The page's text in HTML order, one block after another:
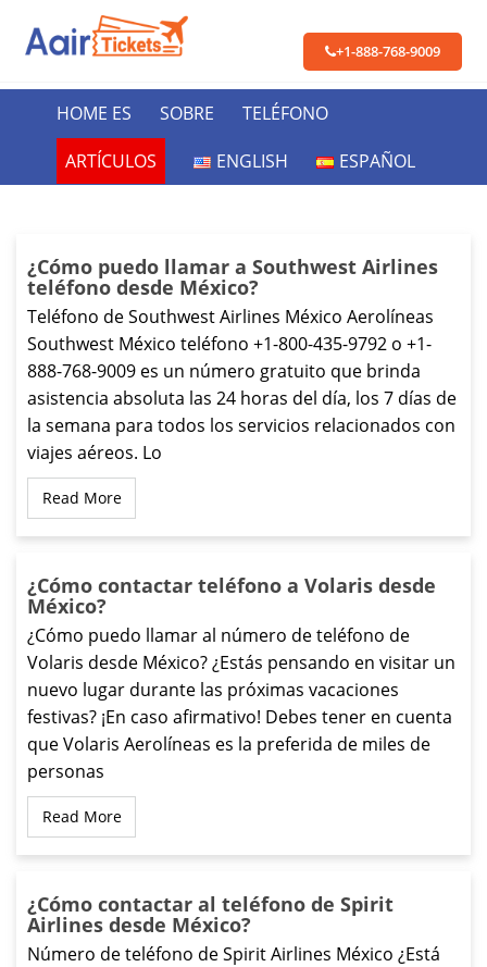
+1-888-768-9009
HOME ES SOBRE
TELÉFONO
ARTÍCULOS
ENGLISH ESPAÑOL
¿Cómo puedo llamar a Southwest Airlines
teléfono desde México?
Teléfono de Southwest Airlines México Aerolíneas
Southwest México teléfono +1-800-435-9792 o +1-
888-768-9009 es un número gratuito que brinda
asistencia absoluta las 24 horas del día, los 7 días de
la semana para todos los servicios relacionados con
viajes aéreos. Lo
Read More
¿Cómo contactar teléfono a Volaris desde
México?
¿Cómo puedo llamar al número de teléfono de
Volaris desde México? ¿Estás pensando en visitar un
nuevo lugar durante las próximas vacaciones
festivas? ¡En caso afirmativo! Debes tener en cuenta
que Volaris Aerolíneas es la preferida de miles de
personas
Read More
¿Cómo contactar al teléfono de Spirit
Airlines desde México?
Número de teléfono de Spirit Airlines México ¿Está